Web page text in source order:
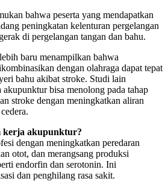
bahwa peserta yang mendapatkan
peningkatan kelenturan pergelangan
di pergelangan tangan dan bahu.
baru menampilkan bahwa
dengan olahraga dapat tepat
bahu akibat stroke. Studi lain
akupunktur bisa menolong pada tahap
stroke dengan meningkatkan aliran
kerja akupunktur?
dengan meningkatkan peredaran
otot, dan merangsang produksi
endorfin dan serotonin. Ini
dan penghilang rasa sakit.